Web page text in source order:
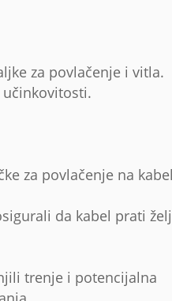
za povlačenje i vitla.
za povlačenje na
da kabel prati
trenje i potencijalna